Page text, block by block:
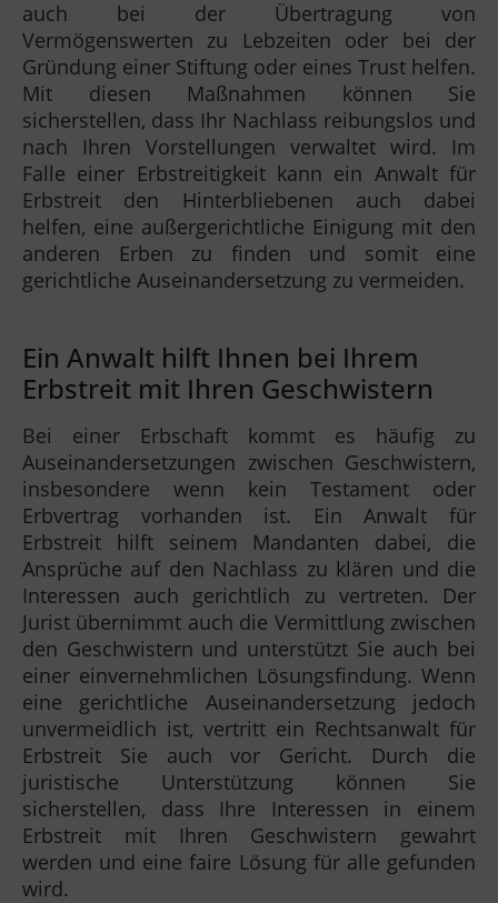
auch bei der Übertragung von
Vermögenswerten zu Lebzeiten oder bei der
Gründung einer Stiftung oder eines Trust helfen.
Mit diesen Maßnahmen können Sie
sicherstellen, dass Ihr Nachlass reibungslos und
nach Ihren Vorstellungen verwaltet wird. Im
Falle einer Erbstreitigkeit kann ein Anwalt für
Erbstreit den Hinterbliebenen auch dabei
helfen, eine außergerichtliche Einigung mit den
anderen Erben zu finden und somit eine
gerichtliche Auseinandersetzung zu vermeiden.
Ein Anwalt hilft Ihnen bei Ihrem
Erbstreit mit Ihren Geschwistern
Bei einer Erbschaft kommt es häufig zu
Auseinandersetzungen zwischen Geschwistern,
insbesondere wenn kein Testament oder
Erbvertrag vorhanden ist. Ein Anwalt für
Erbstreit hilft seinem Mandanten dabei, die
Ansprüche auf den Nachlass zu klären und die
Interessen auch gerichtlich zu vertreten. Der
Jurist übernimmt auch die Vermittlung zwischen
den Geschwistern und unterstützt Sie auch bei
einer einvernehmlichen Lösungsfindung. Wenn
eine gerichtliche Auseinandersetzung jedoch
unvermeidlich ist, vertritt ein Rechtsanwalt für
Erbstreit Sie auch vor Gericht. Durch die
juristische Unterstützung können Sie
sicherstellen, dass Ihre Interessen in einem
Erbstreit mit Ihren Geschwistern gewahrt
werden und eine faire Lösung für alle gefunden
wird.